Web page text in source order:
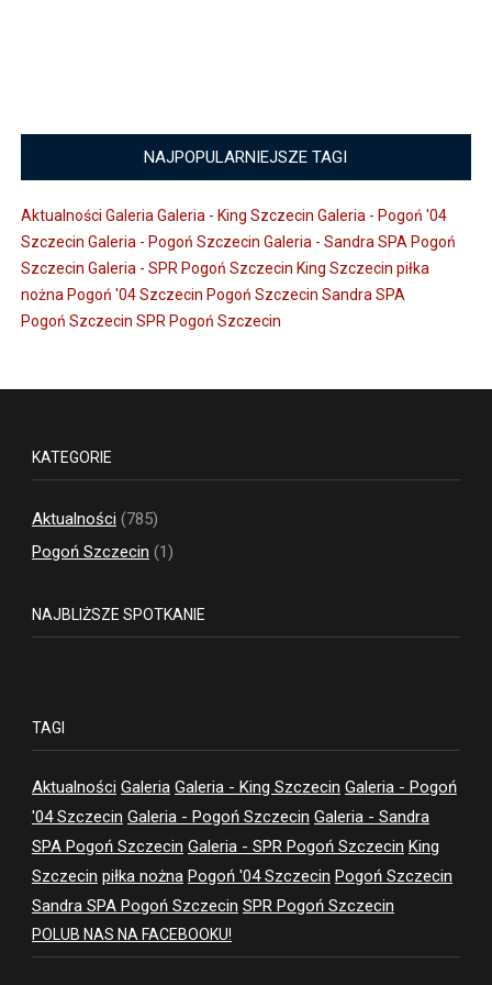
NAJPOPULARNIEJSZE TAGI
Aktualności Galeria Galeria - King Szczecin Galeria - Pogoń '04
Szczecin Galeria - Pogoń Szczecin Galeria - Sandra SPA Pogoń
Szczecin Galeria - SPR Pogoń Szczecin King Szczecin piłka
nożna Pogoń '04 Szczecin Pogoń Szczecin Sandra SPA
Pogoń Szczecin SPR Pogoń Szczecin
KATEGORIE
Aktualności (785)
Pogoń Szczecin (1)
NAJBLIŻSZE SPOTKANIE
TAGI
Aktualności Galeria Galeria - King Szczecin Galeria - Pogoń
'04 Szczecin Galeria - Pogoń Szczecin Galeria - Sandra
SPA Pogoń Szczecin Galeria - SPR Pogoń Szczecin King
Szczecin piłka nożna Pogoń '04 Szczecin Pogoń Szczecin
Sandra SPA Pogoń Szczecin SPR Pogoń Szczecin
POLUB NAS NA FACEBOOKU!